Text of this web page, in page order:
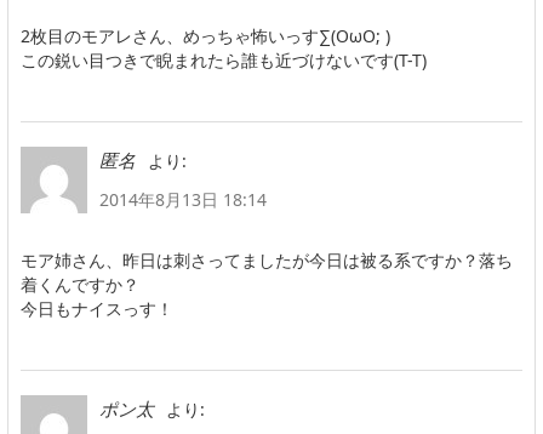
2枚目のモアレさん、めっちゃ怖いっす∑(OωO; )
この鋭い目つきで睨まれたら誰も近づけないです(T-T)
匿名
より:
2014年8月13日 18:14
モア姉さん、昨日は刺さってましたが今日は被る系ですか？落ち
着くんですか？
今日もナイスっす！
ポン太
より: